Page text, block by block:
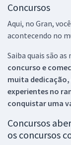
Concursos
Aqui, no Gran,
acontecendo no
Saiba quais são
concurso e
muita dedicação,
experientes no
conquistar uma
Concursos
os concursos